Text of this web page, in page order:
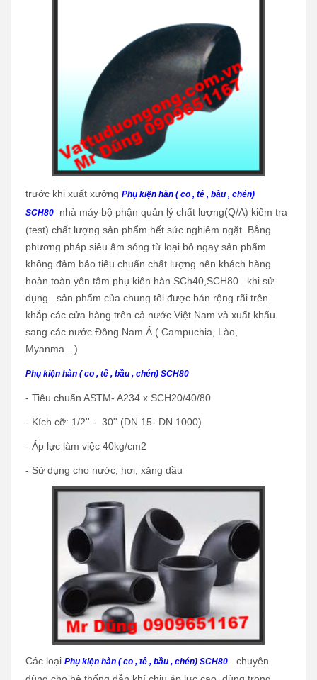
trước khi xuất xưởng Phụ kiện hàn ( co , tê , bầu , chén)
SCH80
nhà máy bộ phận quản lý chất lượng(Q/A) kiểm tra
(test) chất lượng sản phẩm hết sức nghiêm ngặt. Bằng
phương pháp siêu âm sóng từ loại bỏ ngay sản phẩm
không đảm bảo tiêu chuẩn chất lượng nên khách hàng
hoàn toàn yên tâm phụ kiên hàn SCh40,SCH80.. khi sử
dụng . sản phẩm của chung tôi được bán rộng rãi trên
khắp các cửa hàng trên cả nước Việt Nam và xuất khẩu
sang các nước Đông Nam Á ( Campuchia, Lào,
Myanma…)
Phụ kiện hàn ( co , tê , bầu , chén) SCH80
- Tiêu chuẩn ASTM- A234 x SCH20/40/80
- Kích cỡ: 1/2'' - 30'' (DN 15- DN 1000)
- Áp lực làm việc 40kg/cm2
- Sử dụng cho nước, hơi, xăng dầu
Các loại Phụ kiện hàn ( co , tê , bầu , chén) SCH80
chuyên